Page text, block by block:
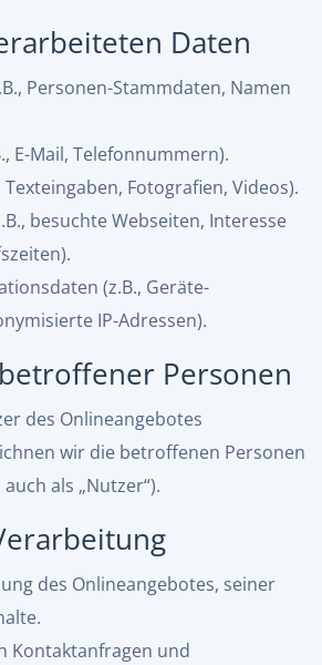
Daten
Personen-Stammdaten, Namen
E-Mail, Telefonnummern).
Fotografien, Videos).
besuchte Webseiten, Interesse
(z.B., Geräte-
IP-Adressen).
Personen
des Onlineangebotes
wir die betroffenen Personen
als „Nutzer“).
des Onlineangebotes, seiner
Kontaktanfragen und